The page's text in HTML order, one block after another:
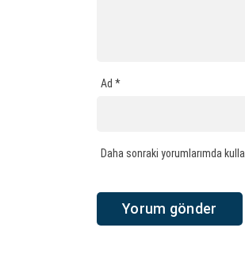
Ad *
Daha sonraki yorumlarımda